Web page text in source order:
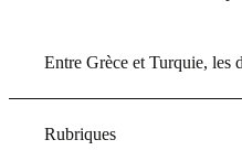
Entre Grèce et Turquie, les
Rubriques